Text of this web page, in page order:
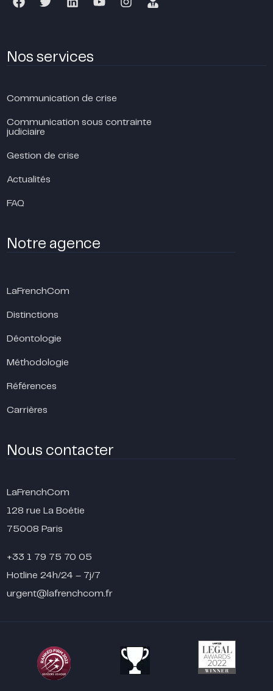
Nos services
Communication de crise
Communication sous contrainte
judiciaire
Gestion de crise
Actualités
FAQ
Notre agence
LaFrenchCom
Distinctions
Déontologie
Méthodologie
Références
Carrières
Nous contacter
LaFrenchCom
128 rue La Boétie
75008 Paris
+33 1 79 75 70 05
Hotline 24h/24 – 7j/7
urgent@lafrenchcom.fr